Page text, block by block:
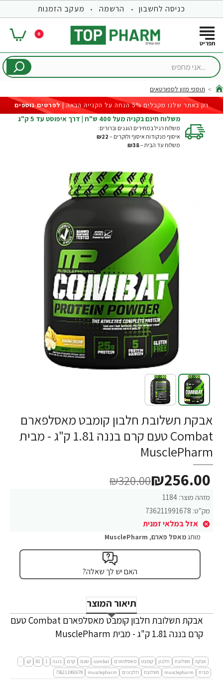
כניסה לחשבון הרשמה מעקב הזמנות
0
...אני
home
תוספי מזון לספורטאים
רק באתר שלנו מקבלים 5% הנחה על הקנייה הבאה |
לפרטים נוספים
משלוח חינם בקניה מעל 400 ש"ח | דרך איפוסט עד 5 ק"ג
משלוח רגיל במחירים הוגנים וברורים:
איסוף מנקודות איסוף ולוקרים – ₪22
משלוח עד הבית –₪38
אבקת תשלובת חלבון קומבט מאסלפארם
Combat טעם קרם בננה 1.81 ק"ג - מבית
MusclePharm
מזהה מוצר: 1184
מק"ט: 736211991678
אזל במלאי זמנית
₪256.00
₪320.00
מותגמאסל פארם,
MusclePharm
האם יש לך שאלה?
תיאור המוצר
אבקת תשלובת חלבון קומבט מאסלפארם Combat טעם
קרם בננה 1.81 ק"ג - מבית MusclePharm
אבקת תשלובת חלבון קומבט מאסלפארם combat טעם קרם בננה 1
81 קג
-
מבית
musclepharm תשלובת חלבונים musclepharm
736211991678